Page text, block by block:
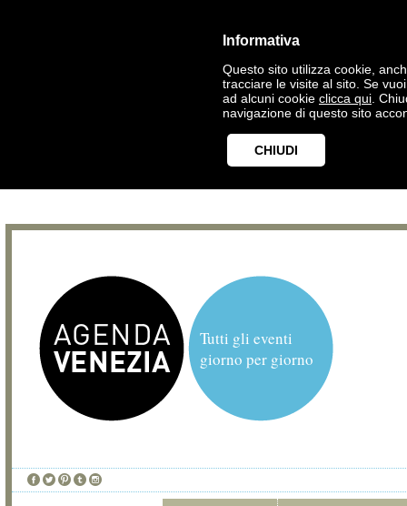
Informativa
Questo sito utilizza cookie,
tracciare le visite al sito. Se
ad alcuni cookie clicca qui .
navigazione di questo sito
CHIUDI
Tutti gli eventi
giorno per giorno